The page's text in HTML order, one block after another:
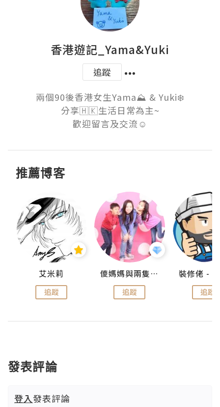
香港遊記_Yama&Yuki
追蹤
兩個90後香港女生Yama⛰️ & Yuki❄️
分享🇭🇰生活日常為主~
歡迎留言及交流☺️
推薦博客
艾米莉
追蹤
儍媽媽與兩隻小魔怪之家
追蹤 追蹤
發表評論
登入發表評論